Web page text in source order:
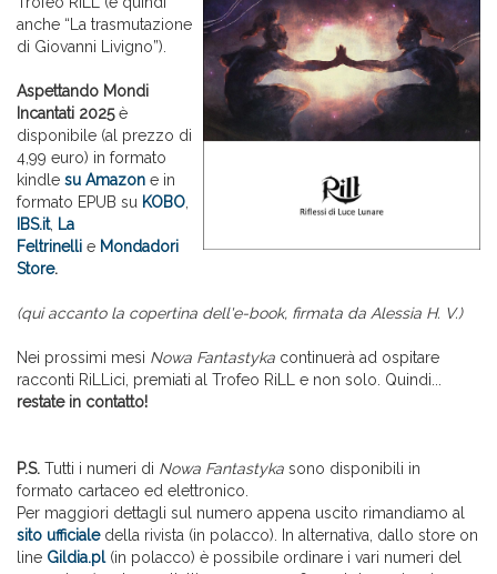
anche “La trasmutazione
di Giovanni Livigno”).
Aspettando Mondi
Incantati 2025è
disponibile (al prezzo di
4,99 euro) in formato
kindle su Amazon e in
formato EPUB su KOBO
IBS.it, La
Feltrinelli e Mondadori
Store.
(qui accanto la copertina dell'e-book, firmata da Alessia H. V.)
Nei prossimi mesi Nowa Fantastyka continuerà ad ospitare
racconti RiLLici, premiati al Trofeo RiLL e non solo. Quindi...
restate in contatto!
P.S. Tutti i numeri di Nowa Fantastyka sono disponibili in
formato cartaceo ed elettronico.
Per maggiori dettagli sul numero appena uscito rimandiamo al
sito ufficialedella rivista (in polacco). In alternativa, dallo store on
line Gildia.pl(in polacco) è possibile ordinare i vari numeri del